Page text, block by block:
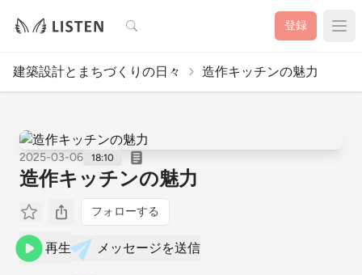
検索 登録
建築設計とまちづくりの日々 造作キッチンの魅力
2025-03-06 18:10
造作キッチンの魅力
フォローする
再生 メッセージを送信